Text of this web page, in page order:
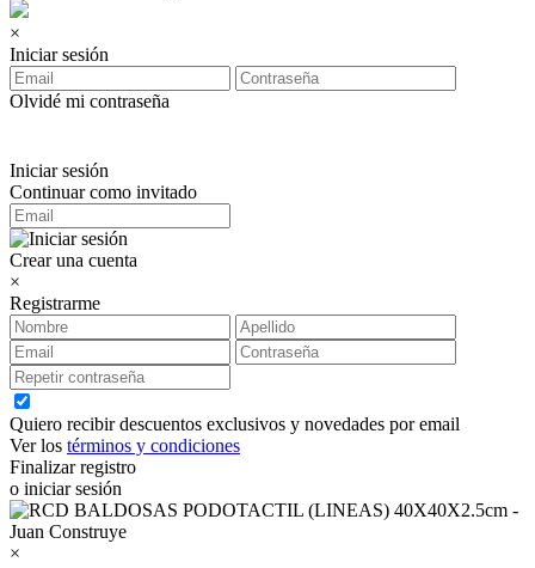
×
Iniciar sesión
Olvidé mi contraseña
Iniciar sesión
Continuar como invitado
Crear una cuenta
×
Registrarme
Quiero recibir descuentos exclusivos y novedades por email
Ver los términos y condiciones
Finalizar registro
o iniciar sesión
×